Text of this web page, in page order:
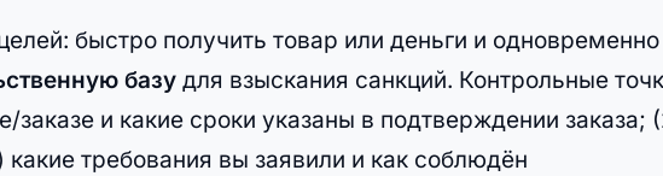
быстро получить товар или деньги и одновременно
базу для взыскания санкций. Контрольные
заказе и какие сроки указаны в подтверждении заказа;
требования вы заявили и как соблюдён